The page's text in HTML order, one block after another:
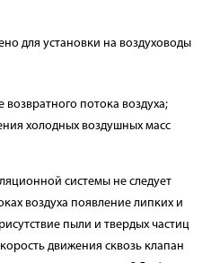
для установки на воздуховоды
возвратного потока воздуха;
холодных воздушных масс
системы не следует
воздуха появление липких и
пыли и твердых частиц
движения сквозь клапан